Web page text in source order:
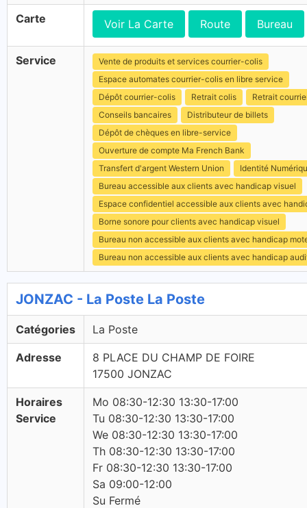
Carte Voir La Carte Route Bureau
Service
Vente de produits et services courrier-colis
Espace automates courrier-colis en libre service
Dépôt courrier-colis
Retrait colis
Retrait
Conseils bancaires
Distributeur de billets
Dépôt de chèques en libre-service
Ouverture de compte Ma French Bank
Transfert d'argent Western Union
Identité
Bureau accessible aux clients avec handicap visuel
Espace confidentiel accessible aux clients avec
Borne sonore pour clients avec handicap visuel
Bureau non accessible aux clients avec handicap
Bureau non accessible aux clients avec handicap
JONZAC - La Poste La Poste
Catégories La Poste
Adresse
8 PLACE DU CHAMP DE FOIRE
17500 JONZAC
Horaires
Service
Mo 08:30-12:30 13:30-17:00
Tu 08:30-12:30 13:30-17:00
We 08:30-12:30 13:30-17:00
Th 08:30-12:30 13:30-17:00
Fr 08:30-12:30 13:30-17:00
Sa 09:00-12:00
Su Fermé